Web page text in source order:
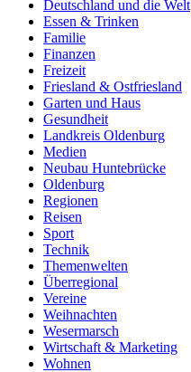
Deutschland und die Welt
Essen & Trinken
Familie
Finanzen
Freizeit
Friesland & Ostfriesland
Garten und Haus
Gesundheit
Landkreis Oldenburg
Medien
Neubau Huntebrücke
Oldenburg
Regionen
Reisen
Sport
Technik
Themenwelten
Überregional
Vereine
Weihnachten
Wesermarsch
Wirtschaft & Marketing
Wohnen